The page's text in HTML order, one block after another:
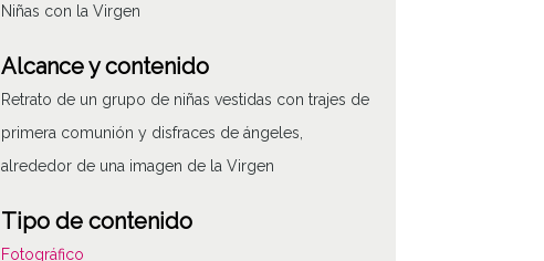
Niñas con la Virgen
Alcance y contenido
Retrato de un grupo de niñas vestidas con trajes de
primera comunión y disfraces de ángeles,
alrededor de una imagen de la Virgen
Tipo de contenido
Fotográfico